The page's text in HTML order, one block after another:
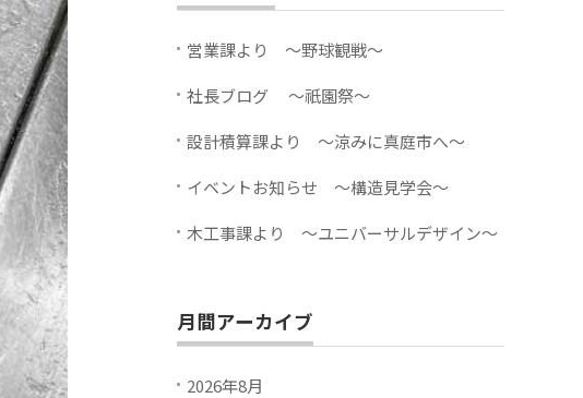
営業課より ～野球観戦～
社長ブログ ～祇園祭～
設計積算課より ～涼みに真庭市へ～
イベントお知らせ ～構造見学会～
木工事課より ～ユニバーサルデザイン～
月間アーカイブ
2026年8月